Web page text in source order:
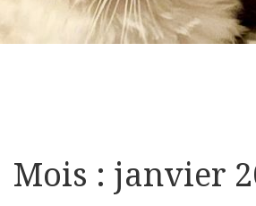
Mois : janvier